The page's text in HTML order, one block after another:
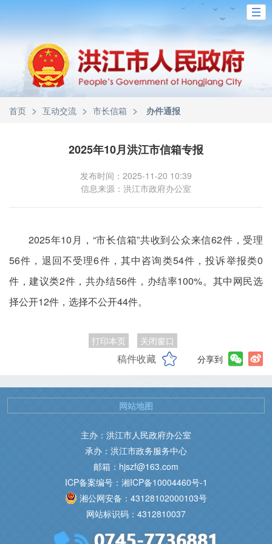
首页 > 互动交流 > 市长信箱 > 办件通报
2025年10月洪江市信箱专报
发布时间：2025-11-20 10:39
信息来源：洪江市政府办公室
2025年10月，“市长信箱”共收到公众来信62件，受理
56件，退回不受理6件，其中咨询类54件，投诉举报类0
件，建议类2件，共办结56件，办结率100%。其中网民选
择公开12件，选择不公开44件。
打印本页 关闭窗口
稿件收藏 分享到
主办：洪江市人民政府办公室
承办：洪江市政务服务中心
邮箱：hjszf@163.com
ICP备案编号：湘ICP备10004460号-1
湘公网安备：43128102000103号
网站标识码：4312810037
网站地图